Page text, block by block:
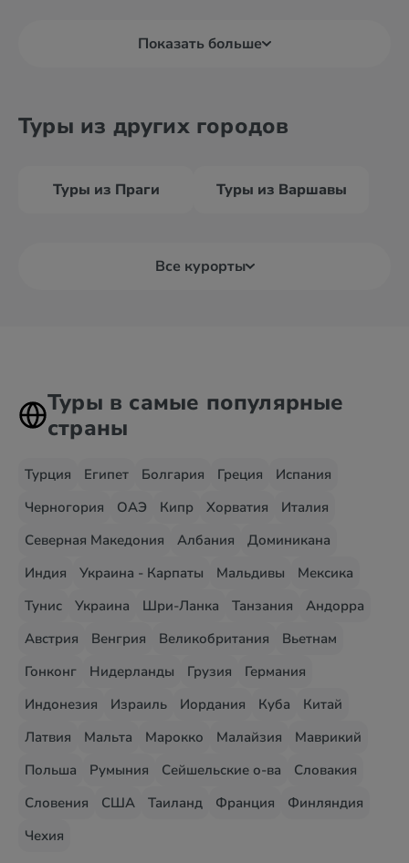
Показать больше
Туры из других городов
Туры из Праги Туры из Варшавы
Все курорты
Туры в самые популярные
страны
Турция Египет Болгария Греция
Испания
Черногория
ОАЭ Кипр Хорватия
Италия
Северная Македония
Албания
Доминикана
Индия
Украина - Карпаты Мальдивы
Мексика
Тунис
Украина Шри-Ланка Танзания
Андорра
Австрия
Венгрия Великобритания
Вьетнам
Гонконг
Нидерланды Грузия
Германия
Индонезия
Израиль Иордания Куба
Китай
Латвия
Мальта Марокко Малайзия
Маврикий
Польша
Румыния Сейшельские о-ва
Словакия
Словения
США Таиланд Франция
Финляндия
Чехия